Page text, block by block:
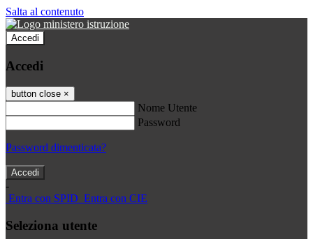
Salta al contenuto
Accedi
Accedi
button close ×
Nome Utente
Password
Password dimenticata?
-
Entra con SPID Entra con CIE
Seleziona utente